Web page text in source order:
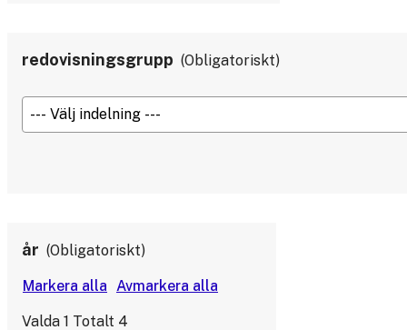
redovisningsgrupp Obligatoriskt
år Obligatoriskt
Valda 1 Totalt 4